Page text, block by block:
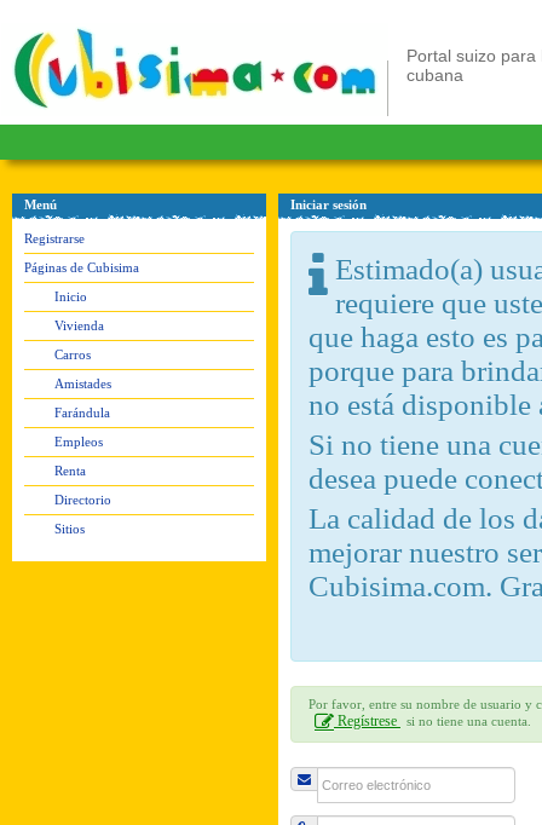
Portal suizo para
cubana
Menú
Registrarse
Páginas de Cubisima
Inicio
Vivienda
Carros
Amistades
Farándula
Empleos
Renta
Directorio
Sitios
Iniciar sesión
Estimado(a)
requiere que
que haga esto es
porque para
no está disponible
Si no tiene una
desea puede
La calidad de los
mejorar nuestro
Cubisima.com.
Por favor, entre su nombre de usuario y
Regístrese si no tiene una cuenta.